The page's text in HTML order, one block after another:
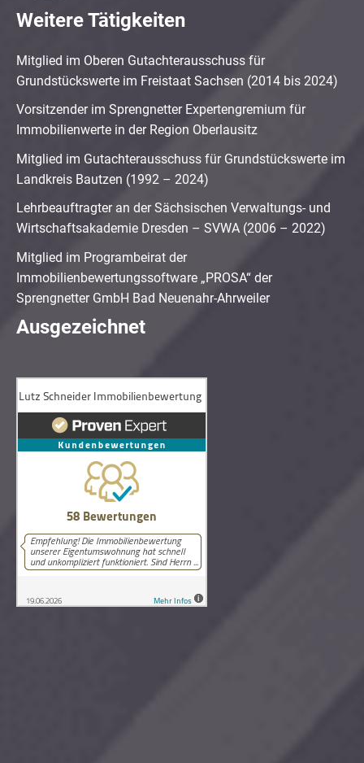
Weitere Tätigkeiten
Mitglied im Oberen Gutachterausschuss für
Grundstückswerte im Freistaat Sachsen (2014 bis 2024)
Vorsitzender im Sprengnetter Expertengremium für
Immobilienwerte in der Region Oberlausitz
Mitglied im Gutachterausschuss für Grundstückswerte im
Landkreis Bautzen (1992 – 2024)
Lehrbeauftragter an der Sächsischen Verwaltungs- und
Wirtschaftsakademie Dresden – SVWA (2006 – 2022)
Mitglied im Programbeirat der
Immobilienbewertungssoftware „PROSA“ der
Sprengnetter GmbH Bad Neuenahr-Ahrweiler
Ausgezeichnet